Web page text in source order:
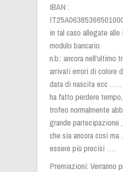
IBAN :
in tal caso allegate
modulo bancario.
n.b.: ancora nell’ultimo
arrivati errori di colore
data di nascita ecc
ha fatto perdere
trofeo normalmente
grande partecipazione
che sia ancora così
essere più precisi ….
Premiazioni: Verranno